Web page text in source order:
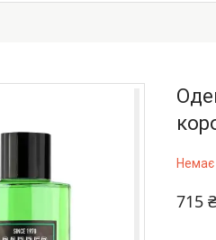
Немає
715 ₴